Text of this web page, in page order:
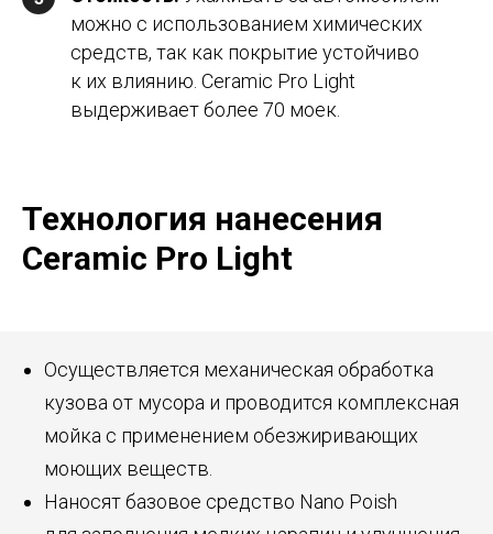
можно с использованием химических
средств, так как покрытие устойчиво
к их влиянию. Ceramic Pro Light
выдерживает более 70 моек.
Технология нанесения
Ceramic Pro Light
Осуществляется механическая обработка
кузова от мусора и проводится комплексная
мойка с применением обезжиривающих
моющих веществ.
Наносят базовое средство Nano Poish